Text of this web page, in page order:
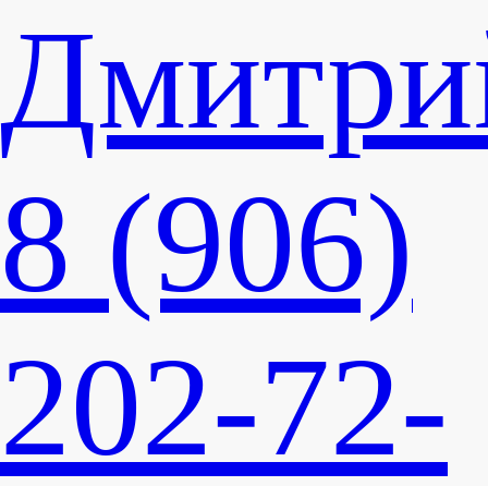
8 (906)
202-72-